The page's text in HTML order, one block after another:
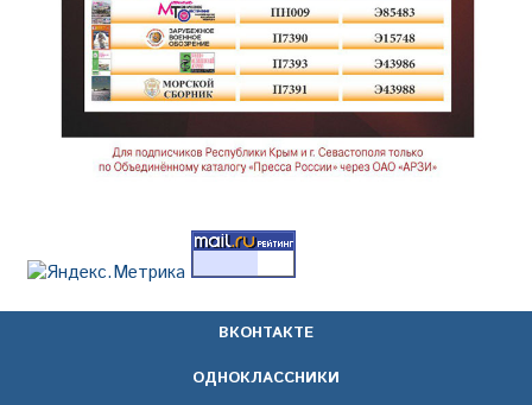
ВКОНТАКТЕ
ОДНОКЛАССНИКИ